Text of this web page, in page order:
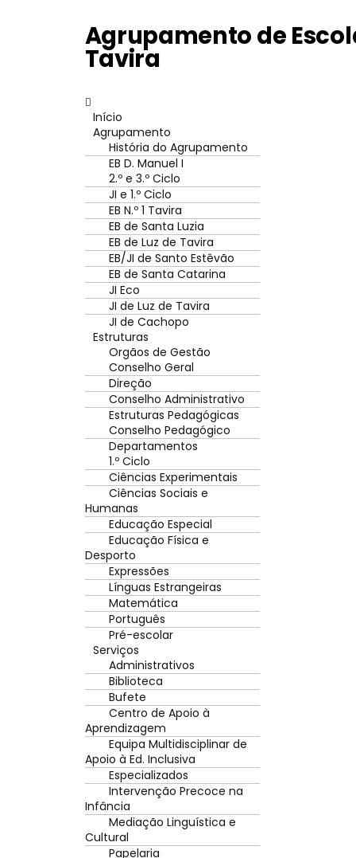
Agrupamento de
Tavira
Início
Agrupamento
História do Agrupamento
EB D. Manuel I
2.º e 3.º Ciclo
JI e 1.º Ciclo
EB N.º 1 Tavira
EB de Santa Luzia
EB de Luz de Tavira
EB/JI de Santo Estêvão
EB de Santa Catarina
JI Eco
JI de Luz de Tavira
JI de Cachopo
Estruturas
Orgãos de Gestão
Conselho Geral
Direção
Conselho Administrativo
Estruturas Pedagógicas
Conselho Pedagógico
Departamentos
1.º Ciclo
Ciências Experimentais
Ciências Sociais e
Humanas
Educação Especial
Educação Física e
Desporto
Expressões
Línguas Estrangeiras
Matemática
Português
Pré-escolar
Serviços
Administrativos
Biblioteca
Bufete
Centro de Apoio à
Aprendizagem
Equipa Multidisciplinar de
Apoio à Ed. Inclusiva
Especializados
Intervenção Precoce na
Infância
Mediação Linguística e
Cultural
Papelaria